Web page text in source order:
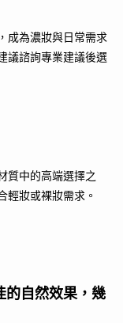
成為濃妝與日常需求
議諮詢專業建議後選
質中的高端選擇之
輕妝或裸妝需求。
的自然效果，幾